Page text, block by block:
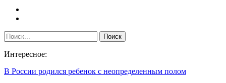
Интересное:
В России родился ребенок с неопределенным полом